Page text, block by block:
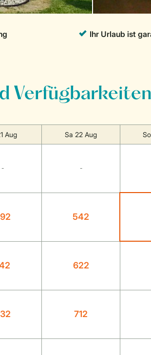
Verfügbarkeiten
Aug Sa 22 Aug
- -
542
622
712